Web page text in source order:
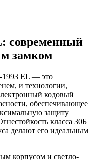
современный
замком
1993 EL — это
и технологии,
кодовый
обеспечивающее
защиту
класса 30Б
делают его идеальным
корпусом и светло-